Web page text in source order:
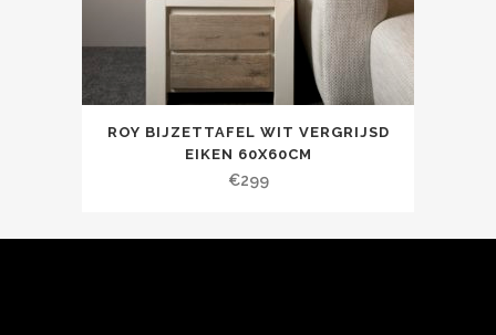
ROY BIJZETTAFEL WIT VERGRIJSD
EIKEN 60X60CM
€299